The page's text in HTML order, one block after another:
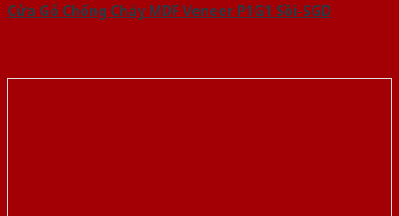
Cửa Gỗ Chống Cháy MDF Veneer P1G1 Sồi-SGD